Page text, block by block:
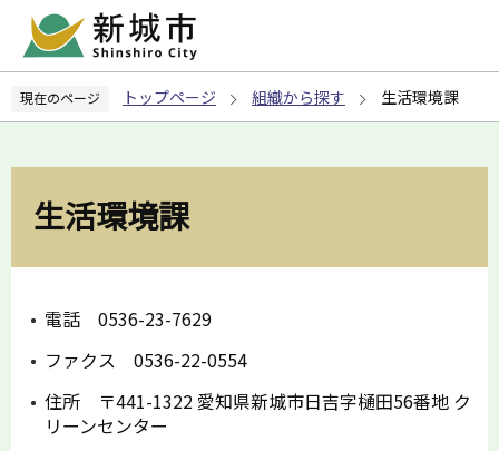
ペ
の
現在のページ トップページ 組織から探す 生活環境課
生活環境課
電話 0536-23-7629
ファクス 0536-22-0554
住所 〒441-1322 愛知県新城市日吉字樋田56番地 ク
リーンセンター